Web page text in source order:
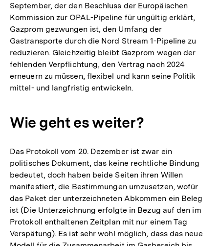
September, der den Beschluss der Europäischen
Kommission zur OPAL-Pipeline für ungültig erklärt,
Gazprom gezwungen ist, den Umfang der
Gastransporte durch die Nord Stream 1-Pipeline zu
reduzieren. Gleichzeitig bleibt Gazprom wegen der
fehlenden Verpflichtung, den Vertrag nach 2024
erneuern zu müssen, flexibel und kann seine Politik
mittel- und langfristig entwickeln.
Wie geht es weiter?
Das Protokoll vom 20. Dezember ist zwar ein
politisches Dokument, das keine rechtliche Bindung
bedeutet, doch haben beide Seiten ihren Willen
manifestiert, die Bestimmungen umzusetzen, wofür
das Paket der unterzeichneten Abkommen ein Beleg
ist (Die Unterzeichnung erfolgte in Bezug auf den im
Protokoll enthaltenen Zeitplan mit nur einem Tag
Verspätung). Es ist sehr wohl möglich, dass das neue